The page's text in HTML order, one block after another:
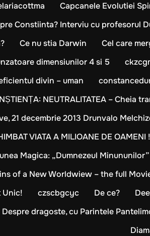
Capcanele Evolutiei
Constiinta? Interviu cu profesorul
Ce nu stia Darwin Cel care
dimensiunilor 4 si 5
divin – uman
NEUTRALITATEA – Cheia
21 decembrie 2013 Drunvalo
VIATA A MILIOANE DE OAMENI !
Magica: „Dumnezeul
of a New Worldwiew – the full
Unic!
czscbgcyc De ce?
Despre dragoste, cu Parintele